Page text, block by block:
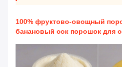
100% фруктово-овощный
банановый сок порошок для